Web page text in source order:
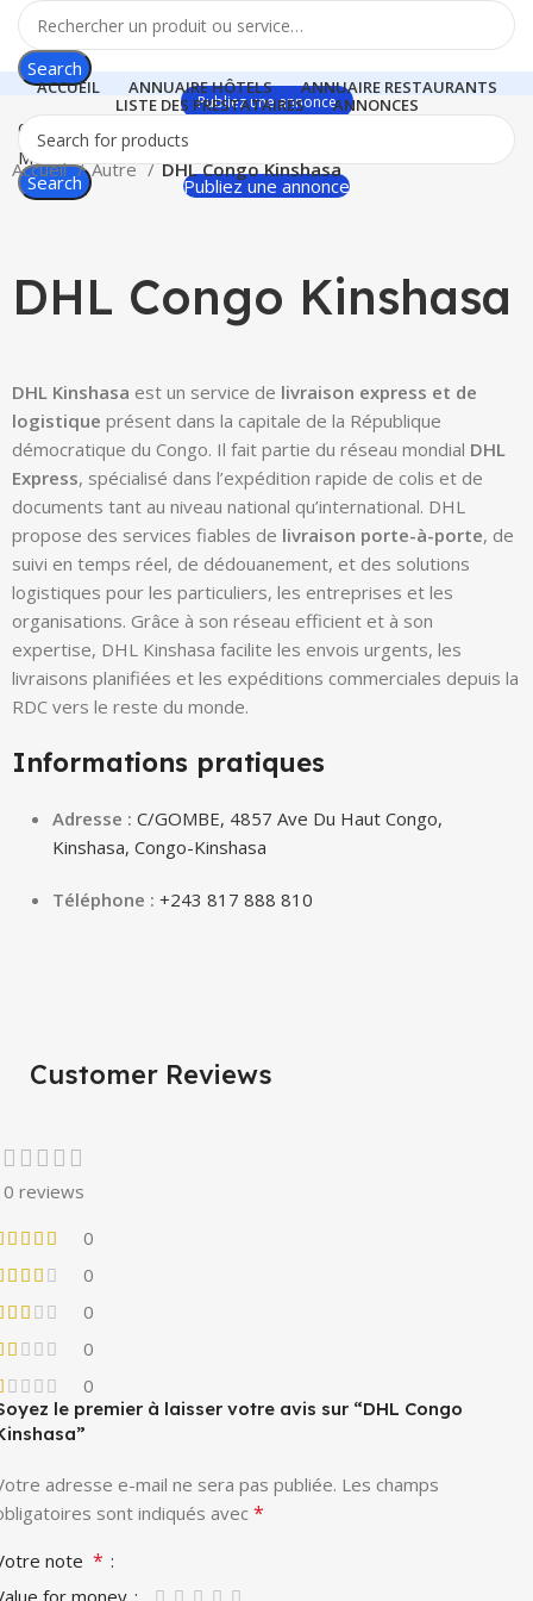
Search
Publiez une annonce
0 items
0.00
Menu
Publiez une annonce
ACCUEIL ANNUAIRE HÔTELS
ANNUAIRE RESTAURANTS
LISTE DES PRESTATAIRES
ANNONCES
Search
Accueil Autre DHL Congo Kinshasa
DHL Congo Kinshasa
DHL Kinshasa est un service de livraison express et de
logistique présent dans la capitale de la République
démocratique du Congo. Il fait partie du réseau mondial DHL
Express, spécialisé dans l’expédition rapide de colis et de
documents tant au niveau national qu’international. DHL
propose des services fiables de livraison porte-à-porte, de
suivi en temps réel, de dédouanement, et des solutions
logistiques pour les particuliers, les entreprises et les
organisations. Grâce à son réseau efficient et à son
expertise, DHL Kinshasa facilite les envois urgents, les
livraisons planifiées et les expéditions commerciales depuis la
RDC vers le reste du monde.
Informations pratiques
Adresse : C/GOMBE, 4857 Ave Du Haut Congo,
Kinshasa, Congo-Kinshasa
Téléphone : +243 817 888 810
Customer Reviews
0 reviews
0
0
0
0
0
le premier à laisser votre avis sur “DHL Congo
adresse e-mail ne sera pas publiée. Les champs
sont indiqués avec *
note *
for money